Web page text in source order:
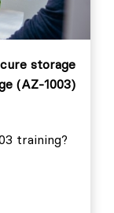
storage
(AZ-1003)
training?